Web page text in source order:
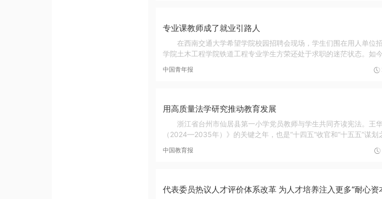
专业课教师成了就业引路人
在西南交通大学希望学院校园招聘会现场，学生们围在用人单位
学院土木工程学院铁道工程专业学生方荣还处于求职的迷茫状态。如
中国青年报
用高质量法学研究推动教育发展
浙江省台州市仙居县第一小学党员教师与学生共同齐读宪法。
（2024—2035年）》的关键之年，也是“十四五”收官和“十五五”谋划
中国教育报
代表委员热议人才评价体系改革 为人才培养注入更多“耐心资